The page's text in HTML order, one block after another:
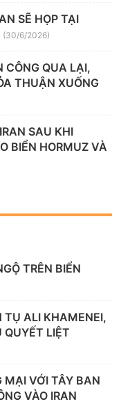
SẼ HỌP TẠI
(30/6/2026)
CÔNG QUA LẠI,
THUẬN XUỐNG
SAU KHI
BIỂN HORMUZ VÀ
TRÊN BIỂN
TỤ ALI KHAMENEI,
QUYẾT LIỆT
MẠI VỚI TÂY BAN
VÀO IRAN